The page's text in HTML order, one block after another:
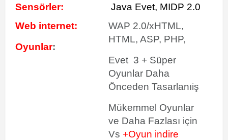
Sensörler:
Web internet:
Oyunlar:
Java Evet, MIDP 2.0
WAP 2.0/xHTML,
HTML, ASP, PHP,
Evet 3 + Süper
Oyunlar Daha
Önceden Tasarlanıiş
Mükemmel Oyunlar
ve Daha Fazlası için
Vs +Oyun indire